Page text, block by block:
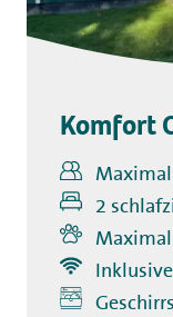
Komfort
Maximal
2